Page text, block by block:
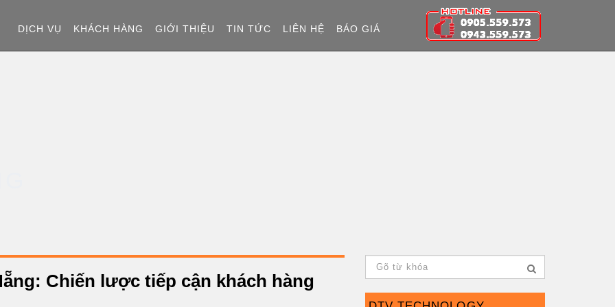
DỊCH VỤ KHÁCH HÀNG GIỚI THIỆU TIN TỨC LIÊN HỆ BÁO GIÁ
Chiến lược tiếp cận khách hàng